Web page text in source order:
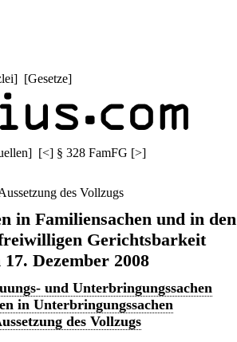
] [Gesetze]
] [<] § 328 FamFG [>]
des Vollzugs
in Familiensachen und in den
Gerichtsbarkeit
Dezember 2008
und Unterbringungssachen
in Unterbringungssachen
des Vollzugs